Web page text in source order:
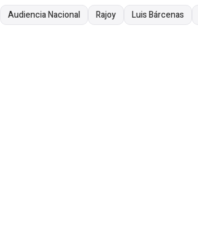
Audiencia Nacional Rajoy Luis Bárcenas